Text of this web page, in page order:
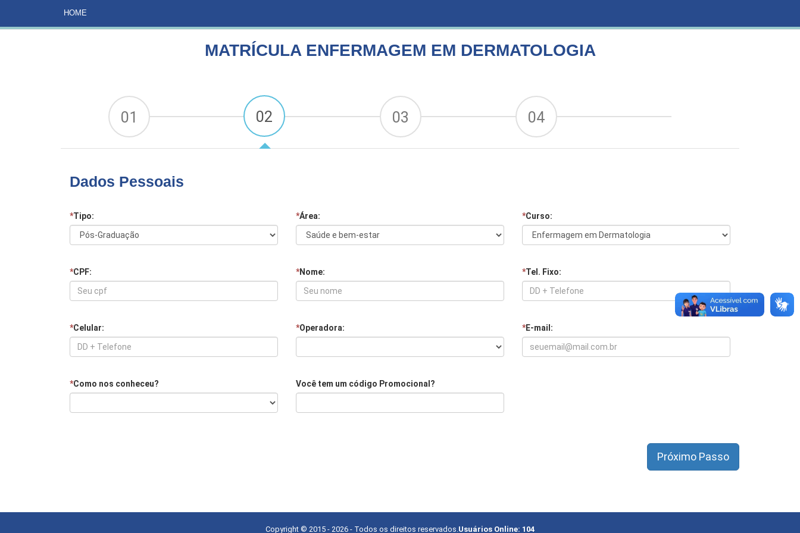
HOME
HOME
MATRÍCULA ENFERMAGEM EM DERMATOLOGIA
01 02 03 04
Dados Pessoais
*Tipo: *Área: *Curso:
*CPF: *Nome: *Tel. Fixo:
*Celular: *Operadora: *E-mail:
*Como nos conheceu? Você tem um código Promocional?
Copyright © 2015 - 2026 - Todos os direitos reservados.Usuários Online: 104